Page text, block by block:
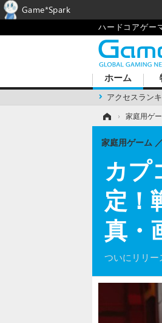
ハードコアゲー
ホーム
アクセスラン
› 家庭用ゲ
カプ
定！
真・
ついにリリー
家庭用ゲーム
Game*Spark